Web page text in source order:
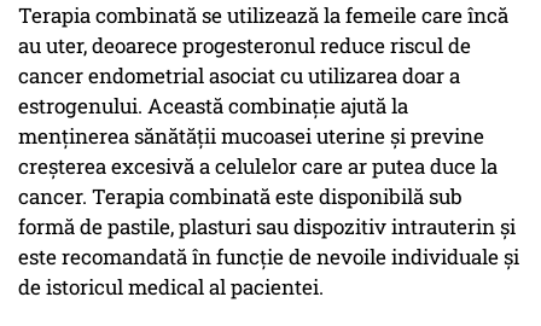
Terapia combinată se utilizează la femeile care încă
au uter, deoarece progesteronul reduce riscul de
cancer endometrial asociat cu utilizarea doar a
estrogenului. Această combinație ajută la
menținerea sănătății mucoasei uterine și previne
creșterea excesivă a celulelor care ar putea duce la
cancer. Terapia combinată este disponibilă sub
formă de pastile, plasturi sau dispozitiv intrauterin și
este recomandată în funcție de nevoile individuale și
de istoricul medical al pacientei.